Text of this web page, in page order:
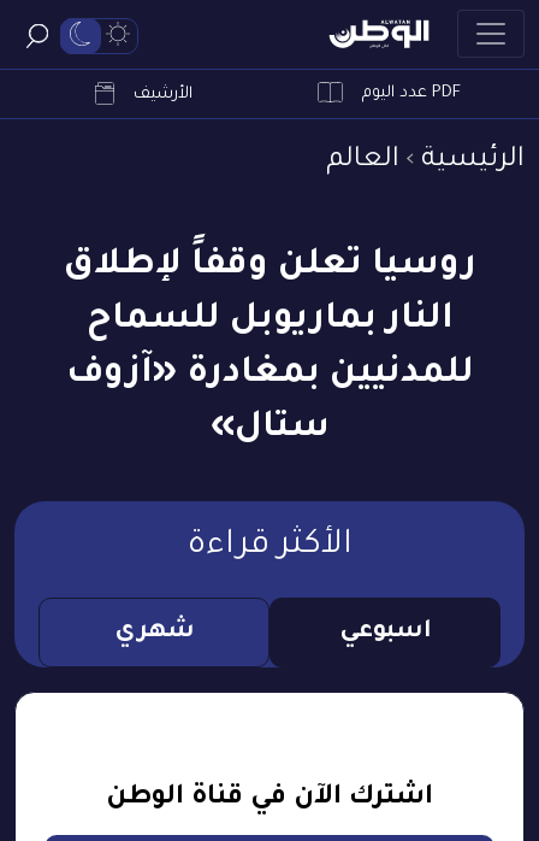
PDF عدد اليوم الأرشيف
الرئيسية العالم
روسيا تعلن وقفاً لإطلاق
النار بماريوبل للسماح
للمدنيين بمغادرة «آزوف
ستال»
الأكثر قراءة
اسبوعي شهري
اشترك الآن في قناة الوطن